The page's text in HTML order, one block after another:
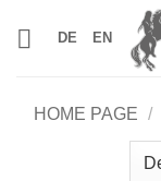
DE EN
HOME PAGE /